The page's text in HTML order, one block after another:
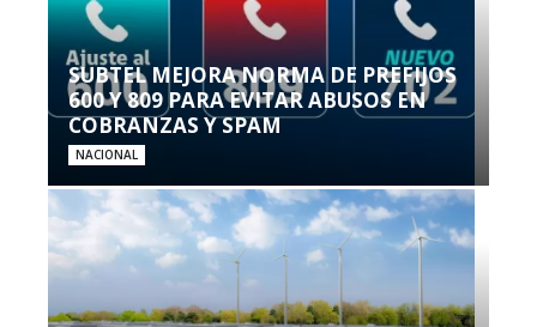
SUBTEL MEJORA NORMA DE PREFIJOS
600 Y 809 PARA EVITAR ABUSOS EN
COBRANZAS Y SPAM
NACIONAL